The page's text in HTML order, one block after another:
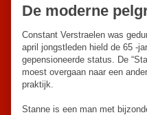
De moderne
Constant Verstraelen was
april jongstleden hield de 65 -
gepensioneerde status. De
moest overgaan naar een
praktijk.
Stanne is een man met